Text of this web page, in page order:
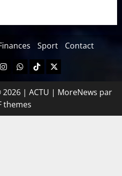
Sport Contact
| ACTU | MoreNews par
themes